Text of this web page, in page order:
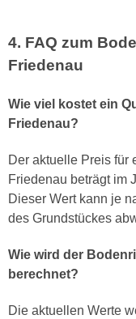
4. FAQ zum
Friedenau
Wie viel kostet ein
Friedenau?
Der aktuelle Preis für
Friedenau beträgt im
Dieser Wert kann je
des Grundstückes
Wie wird der
berechnet?
Die aktuellen Werte